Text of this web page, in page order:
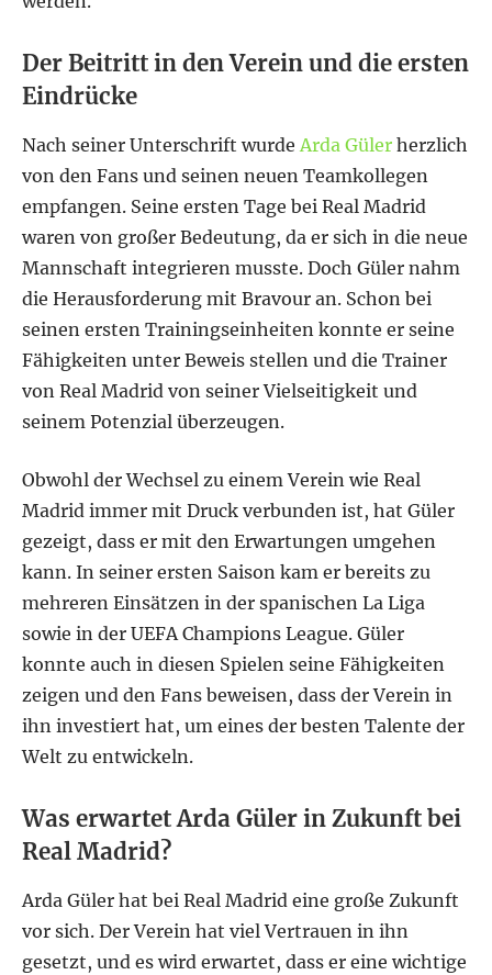
Der Beitritt in den Verein und die ersten
Eindrücke
Nach seiner Unterschrift wurdeArda Güler herzlich
von den Fans und seinen neuen Teamkollegen
empfangen. Seine ersten Tage bei Real Madrid
waren von großer Bedeutung, da er sich in die neue
Mannschaft integrieren musste. Doch Güler nahm
die Herausforderung mit Bravour an. Schon bei
seinen ersten Trainingseinheiten konnte er seine
Fähigkeiten unter Beweis stellen und die Trainer
von Real Madrid von seiner Vielseitigkeit und
seinem Potenzial überzeugen.
Obwohl der Wechsel zu einem Verein wie Real
Madrid immer mit Druck verbunden ist, hat Güler
gezeigt, dass er mit den Erwartungen umgehen
kann. In seiner ersten Saison kam er bereits zu
mehreren Einsätzen in der spanischen La Liga
sowie in der UEFA Champions League. Güler
konnte auch in diesen Spielen seine Fähigkeiten
zeigen und den Fans beweisen, dass der Verein in
ihn investiert hat, um eines der besten Talente der
Welt zu entwickeln.
Was erwartet Arda Güler in Zukunft bei
Real Madrid?
Arda Güler hat bei Real Madrid eine große Zukunft
vor sich. Der Verein hat viel Vertrauen in ihn
gesetzt, und es wird erwartet, dass er eine wichtige